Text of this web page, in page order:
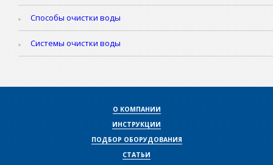
Способы очистки воды
Системы очистки воды
О КОМПАНИИ
ИНСТРУКЦИИ
ПОДБОР ОБОРУДОВАНИЯ
СТАТЬИ